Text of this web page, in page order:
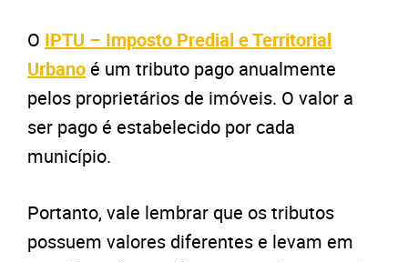
O IPTU – Imposto Predial e Territorial
Urbano é um tributo pago anualmente
pelos proprietários de imóveis. O valor a
ser pago é estabelecido por cada
município.
Portanto, vale lembrar que os tributos
possuem valores diferentes e levam em